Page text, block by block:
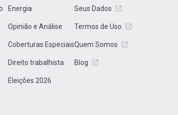
Energia
Opinião e Análise
Coberturas Especiais
Direito trabalhista
Eleições 2026
Seus Dados
Termos de Uso
Quem Somos
Blog